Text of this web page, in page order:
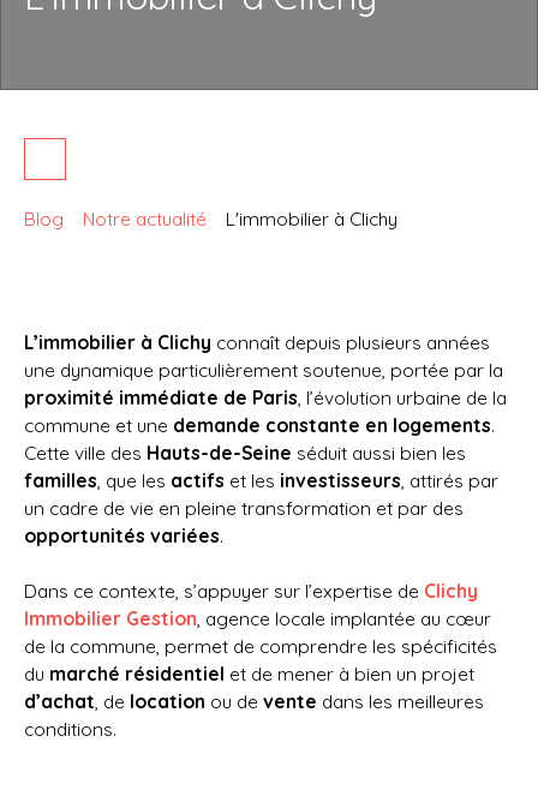
Blog Notre actualité L'immobilier à Clichy
L’immobilier à Clichy connaît depuis plusieurs années
une dynamique particulièrement soutenue, portée par la
proximité immédiate de Paris, l’évolution urbaine de la
commune et une demande constante en logements.
Cette ville des Hauts-de-Seine séduit aussi bien les
familles, que les actifs et les investisseurs, attirés par
un cadre de vie en pleine transformation et par des
opportunités variées.
Dans ce contexte, s’appuyer sur l’expertise de Clichy
Immobilier Gestion, agence locale implantée au cœur
de la commune, permet de comprendre les spécificités
du marché résidentiel et de mener à bien un projet
d’achat, de location ou de vente dans les meilleures
conditions.